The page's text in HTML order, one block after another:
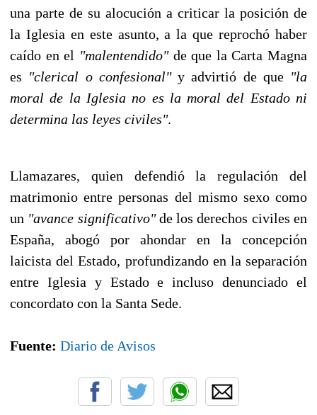
una parte de su alocución a criticar la posición de
la Iglesia en este asunto, a la que reprochó haber
caído en el "malentendido"de que la Carta Magna
es "clerical o confesional"y advirtió de que "la
moral de la Iglesia no es la moral del Estado ni
determina las leyes civiles".
Llamazares, quien defendió la regulación del
matrimonio entre personas del mismo sexo como
un "avance significativo"de los derechos civiles en
España, abogó por ahondar en la concepción
laicista del Estado, profundizando en la separación
entre Iglesia y Estado e incluso denunciado el
concordato con la Santa Sede.
Fuente: Diario de Avisos